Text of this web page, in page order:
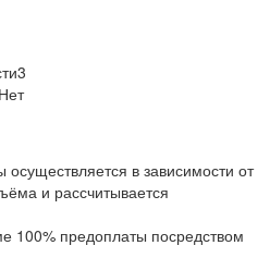
3
Нет
в зависимости от
и рассчитывается
100% предоплаты посредством